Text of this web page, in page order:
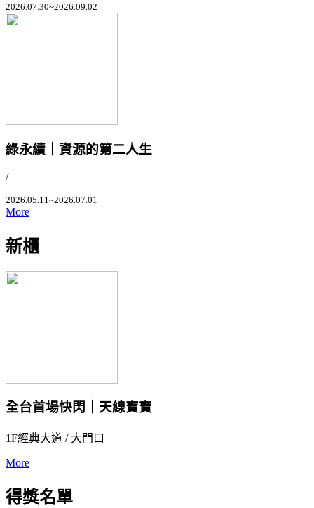
2026.07.30~2026.09.02
綠永續｜資源的第二人生
/
2026.05.11~2026.07.01
More
新櫃
全台首場快閃｜天線寶寶
1F經典大道 / 大門口
More
得獎名單